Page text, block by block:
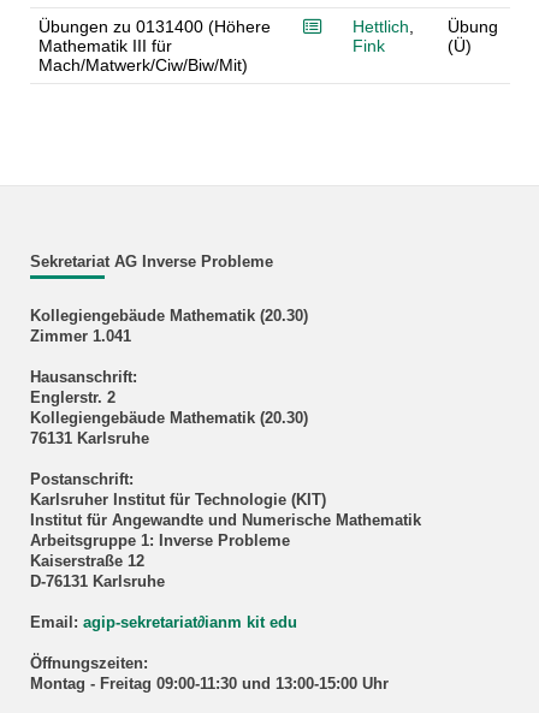
Übungen zu 0131400 (Höhere
Mathematik III für
Mach/Matwerk/Ciw/Biw/Mit)
Hettlich
Fink
Übung
(Ü)
Sekretariat AG Inverse Probleme
Kollegiengebäude Mathematik (20.30)
Zimmer 1.041
Hausanschrift:
Englerstr. 2
Kollegiengebäude Mathematik (20.30)
76131 Karlsruhe
Postanschrift:
Karlsruher Institut für Technologie (KIT)
Institut für Angewandte und Numerische Mathematik
Arbeitsgruppe 1: Inverse Probleme
Kaiserstraße 12
D-76131 Karlsruhe
Email: agip-sekretariat∂ianm kit edu
Öffnungszeiten:
Montag - Freitag 09:00-11:30 und 13:00-15:00 Uhr